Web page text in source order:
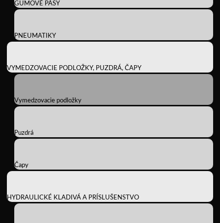
GUMOVÉ PÁSY
PNEUMATIKY
VYMEDZOVACIE PODLOŽKY, PUZDRÁ, ČAPY
Vymedzovacie podložky
Puzdrá
Čapy
HYDRAULICKÉ KLADIVÁ A PRÍSLUŠENSTVO